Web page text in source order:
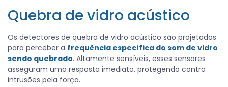
Quebra de vidro acústico
Os detectores de quebra de vidro acústico são projetados
para perceber a frequência específica do som de vidro
sendo quebrado. Altamente sensíveis, esses sensores
asseguram uma resposta imediata, protegendo contra
intrusões pela força.